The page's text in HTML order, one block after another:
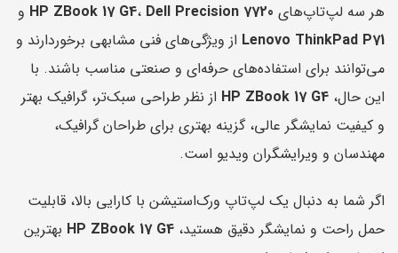
هر سه لپ‌تاپ‌های HP ZBook 17 G4، Dell Precision 7720
و
Lenovo ThinkPad P71 از ویژگی‌های فنی مشابهی برخوردارند و
می‌توانند برای استفاده‌های حرفه‌ای و صنعتی مناسب باشند. با
این حال، HP ZBook 17 G4 از نظر طراحی سبک‌تر، گرافیک بهتر
و کیفیت نمایشگر عالی، گزینه بهتری برای طراحان گرافیک،
مهندسان و ویرایشگران ویدیو است.
اگر شما به دنبال یک لپ‌تاپ ورک‌استیشن با کارایی بالا، قابلیت
حمل راحت و نمایشگر دقیق هستید، HP ZBook 17 G4 بهترین